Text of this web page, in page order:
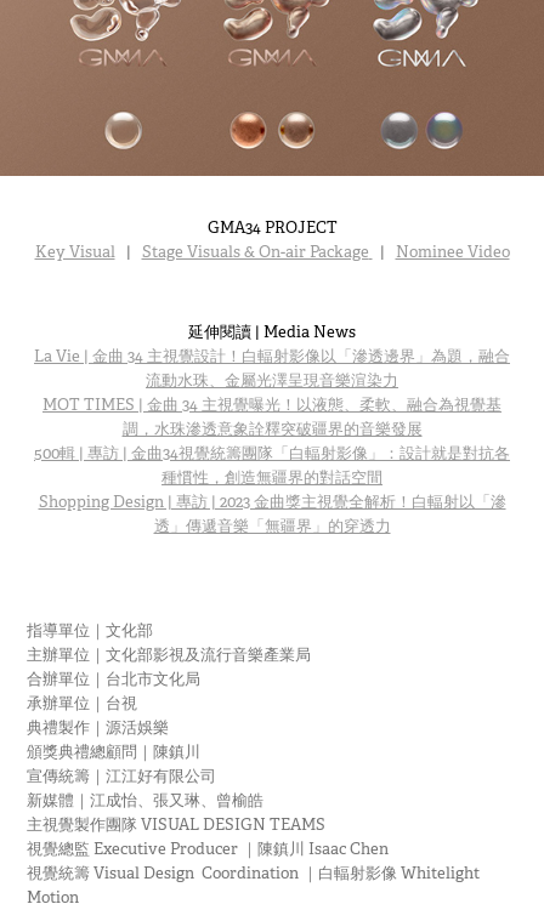
GMA34 PROJECT
Key Visual| Stage Visuals & On-air Package | Nominee Video
​​​​​​​延伸閱讀 | Media News
La Vie | 金曲 34 主視覺設計！白輻射影像以「滲透邊界」為題，融合
流動水珠、金屬光澤呈現音樂渲染力
MOT TIMES | 金曲 34 主視覺曝光！以液態、柔軟、融合為視覺基
調，水珠滲透意象詮釋突破疆界的音樂發展
500輯 | 專訪 | 金曲34視覺統籌團隊「白輻射影像」：設計就是對抗各
種慣性，創造無疆界的對話空間
Shopping Design | 專訪 | 2023 金曲獎主視覺全解析！白輻射以「滲
透」傳遞音樂「無疆界」的穿透力
指導單位｜文化部
主辦單位｜文化部影視及流行音樂產業局
合辦單位｜台北市文化局
承辦單位｜台視
典禮製作｜源活娛樂
頒獎典禮總顧問｜陳鎮川
宣傳統籌｜江江好有限公司
新媒體｜江成怡、張又琳、曾榆皓
主視覺製作團隊 VISUAL DESIGN TEAMS
視覺總監 Executive Producer ｜陳鎮川 Isaac Chen
視覺統籌 Visual Design Coordination ｜白輻射影像 Whitelight
Motion